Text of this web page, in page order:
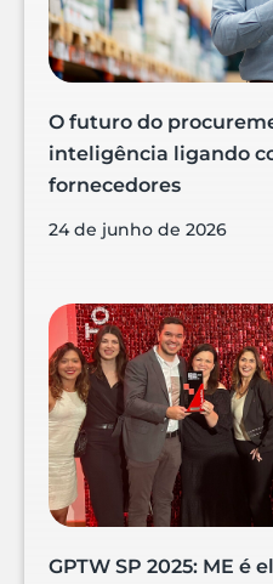
O futuro do
inteligência ligando
fornecedores
24 de junho de 2026
GPTW SP 2025: ME é